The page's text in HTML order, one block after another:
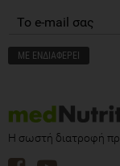
Η σωστή διατροφή